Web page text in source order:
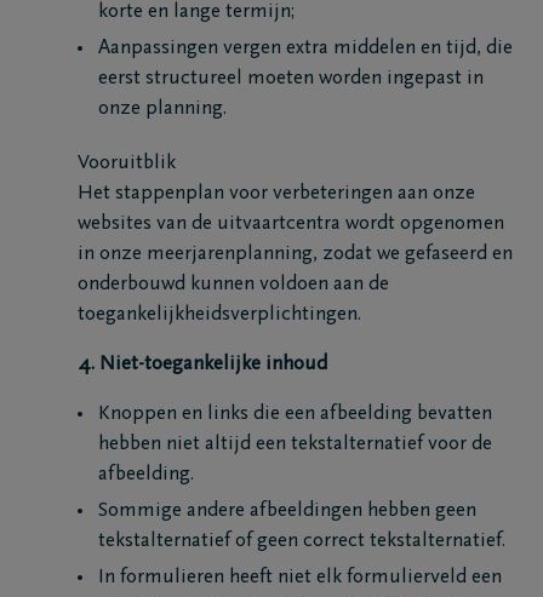
korte en lange termijn;
Aanpassingen vergen extra middelen en tijd, die
eerst structureel moeten worden ingepast in
onze planning.
Vooruitblik
Het stappenplan voor verbeteringen aan onze
websites van de uitvaartcentra wordt opgenomen
in onze meerjarenplanning, zodat we gefaseerd en
onderbouwd kunnen voldoen aan de
toegankelijkheidsverplichtingen.
4. Niet-toegankelijke inhoud
Knoppen en links die een afbeelding bevatten
hebben niet altijd een tekstalternatief voor de
afbeelding.
Sommige andere afbeeldingen hebben geen
tekstalternatief of geen correct tekstalternatief.
In formulieren heeft niet elk formulierveld een